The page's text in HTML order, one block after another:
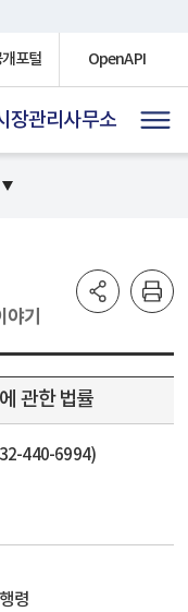
포털 OpenAPI
장관리사무소
기
관한 법률
440-6994)
령